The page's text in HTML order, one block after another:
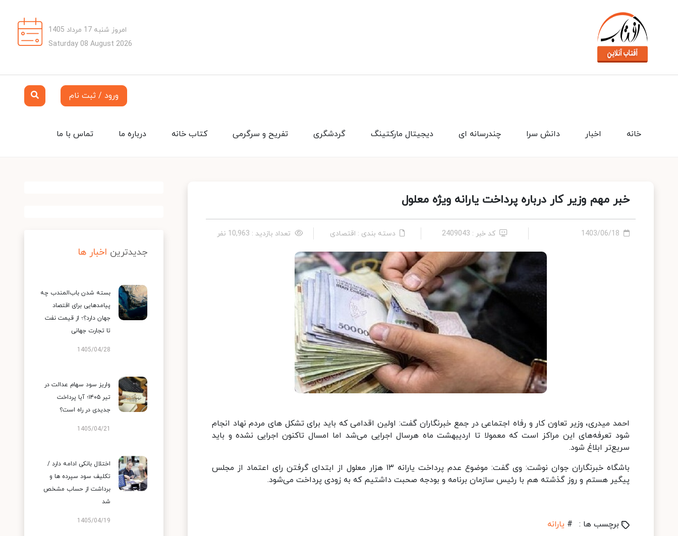
امروز شنبه 17 مرداد 1405
Saturday 08 August 2026
ورود / ثبت نام
تماس با ما درباره ما کتاب خانه تفریح و سرگرمی گردشگری دیجیتال مارکتینگ چندرسانه ای دانش سرا اخبار خانه
خبر مهم وزیر کار درباره پرداخت یارانه ویژه معلول
1403/06/18 کد خبر : 2409043 دسته بندی : اقتصادی تعداد بازدید : 10,963 نفر
احمد میدری، وزیر تعاون کار و رفاه اجتماعی در جمع خبرنگاران گفت: اولین اقدامی که باید برای تشکل های مردم نهاد انجام
شود تعرفه‌های این مراکز است که معمولا تا اردیبهشت ماه هرسال اجرایی می‌شد اما امسال تاکنون اجرایی نشده و باید
سریع‌تر ابلاغ شود.
باشگاه خبرنگاران جوان نوشت: وی گفت: موضوع عدم پرداخت یارانه ۱۳ هزار معلول از ابتدای گرفتن رای اعتماد از مجلس
پیگیر هستم و روز گذشته هم با رئیس سازمان برنامه و بودجه صحبت داشتیم که به زودی پرداخت می‌شود.
برچسب ها : # یارانه
جدیدترین اخبار ها
بسته شدن باب‌المندب چه
پیامدهایی برای اقتصاد
جهان دارد؟؛ از قیمت نفت
تا تجارت جهانی
1405/04/28
واریز سود سهام عدالت در
تیر ۱۴۰۵؛ آیا پرداخت
جدیدی در راه است؟
1405/04/21
اختلال بانکی ادامه دارد /
تکلیف سود سپرده ها و
برداشت از حساب مشخص
شد
1405/04/19